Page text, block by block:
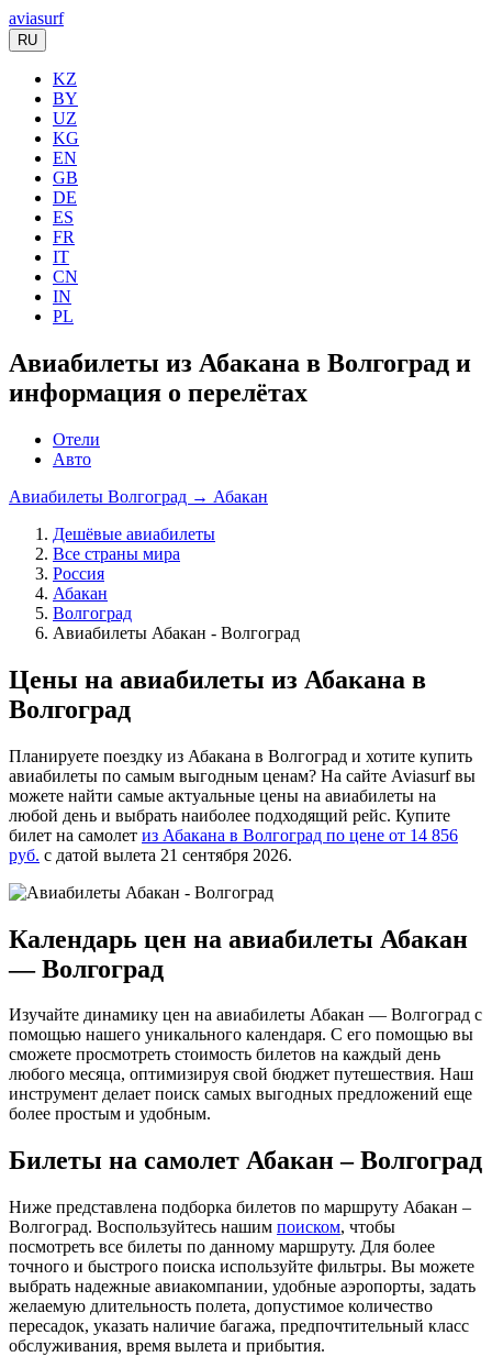
aviasurf
RU
KZ
BY
UZ
KG
EN
GB
DE
ES
FR
IT
CN
IN
PL
Авиабилеты из Абакана в Волгоград и
информация о перелётах
Отели
Авто
Авиабилеты Волгоград → Абакан
Дешёвые авиабилеты
Все страны мира
Россия
Абакан
Волгоград
Авиабилеты Абакан - Волгоград
Цены на авиабилеты из Абакана в
Волгоград
Планируете поездку из Абакана в Волгоград и хотите купить
авиабилеты по самым выгодным ценам? На сайте Aviasurf вы
можете найти самые актуальные цены на авиабилеты на
любой день и выбрать наиболее подходящий рейс. Купите
билет на самолет из Абакана в Волгоград по цене от 14 856
руб. с датой вылета 21 сентября 2026.
Календарь цен на авиабилеты Абакан
— Волгоград
Изучайте динамику цен на авиабилеты Абакан — Волгоград с
помощью нашего уникального календаря. С его помощью вы
сможете просмотреть стоимость билетов на каждый день
любого месяца, оптимизируя свой бюджет путешествия. Наш
инструмент делает поиск самых выгодных предложений еще
более простым и удобным.
Билеты на самолет Абакан – Волгоград
Ниже представлена подборка билетов по маршруту Абакан –
Волгоград. Воспользуйтесь нашим поиском, чтобы
посмотреть все билеты по данному маршруту. Для более
точного и быстрого поиска используйте фильтры. Вы можете
выбрать надежные авиакомпании, удобные аэропорты, задать
желаемую длительность полета, допустимое количество
пересадок, указать наличие багажа, предпочтительный класс
обслуживания, время вылета и прибытия.